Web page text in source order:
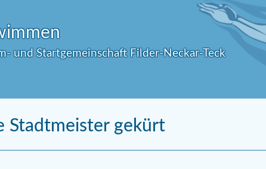
und Startgemeinschaft Filder-Neckar-Teck
Stadtmeister gekürt